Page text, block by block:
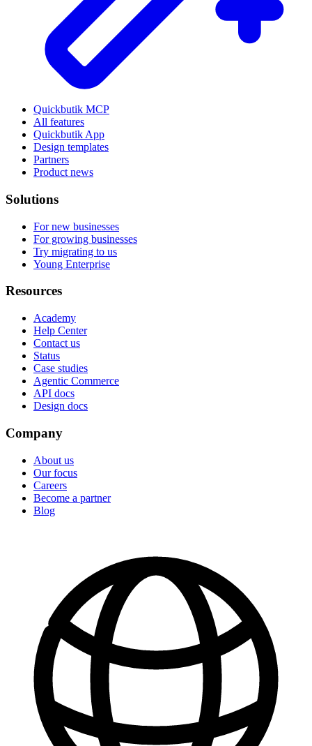
Quickbutik MCP
All features
Quickbutik App
Design templates
Partners
Product news
Solutions
For new businesses
For growing businesses
Try migrating to us
Young Enterprise
Resources
Academy
Help Center
Contact us
Status
Case studies
Agentic Commerce
API docs
Design docs
Company
About us
Our focus
Careers
Become a partner
Blog